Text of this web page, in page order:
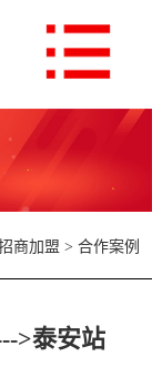
商加盟 > 合作案例
>泰安站